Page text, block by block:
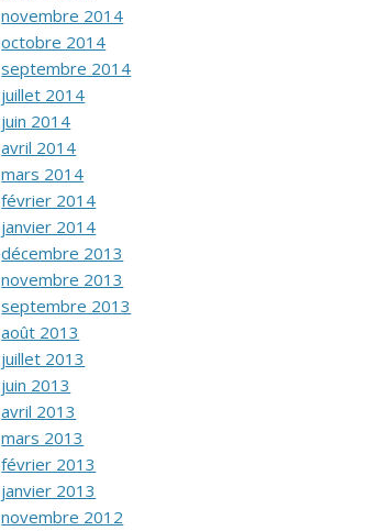
novembre 2014
octobre 2014
septembre 2014
juillet 2014
juin 2014
avril 2014
mars 2014
février 2014
janvier 2014
décembre 2013
novembre 2013
septembre 2013
août 2013
juillet 2013
juin 2013
avril 2013
mars 2013
février 2013
janvier 2013
novembre 2012